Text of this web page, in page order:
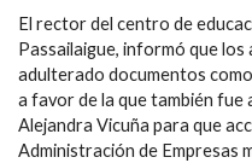
El rector del centro de
Passailaigue, informó que
adulterado documentos
a favor de la que también fue
Alejandra Vicuña para que
Administración de Empresas